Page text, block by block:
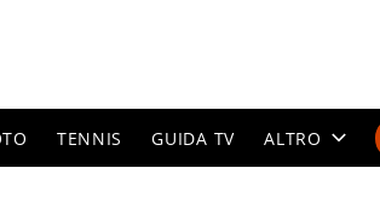
TENNIS GUIDA TV ALTRO